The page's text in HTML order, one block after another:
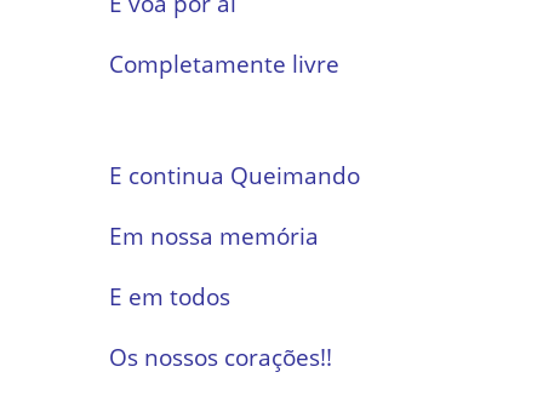
Completamente livre
E continua Queimando
Em nossa memória
E em todos
Os nossos corações!!